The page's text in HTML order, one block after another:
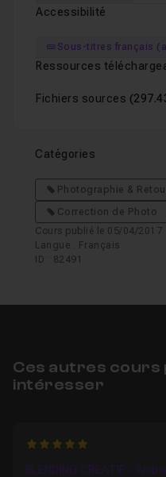
Accessibilité
Sous-titres français
Ressources
Fichiers sources
Catégories
Photographie &
Correction de Photo
Cours publié le 05/04/2017
Langue : Français
ID : 82491
Ces autres
intéresser
5
BLENDING CREATIF -